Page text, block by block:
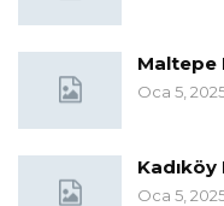
Maltepe
Oca 5,
Kadıköy
Oca 5,